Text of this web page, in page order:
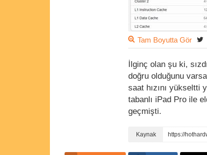
Tam Boyutta Gör
İlginç olan şu ki,
doğru olduğunu
saat hızını yükseltti
tabanlı iPad Pro ile
geçmişti.
https://